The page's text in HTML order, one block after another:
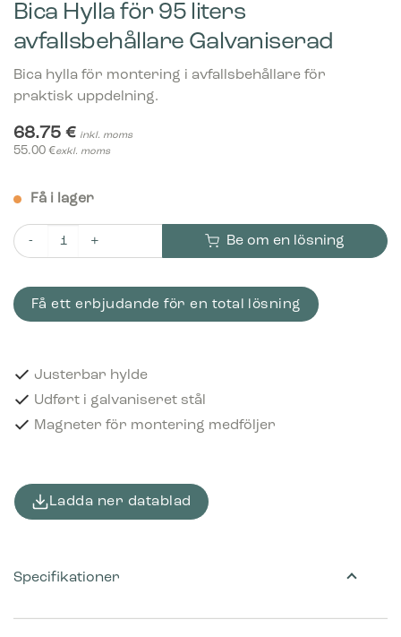
Bica Hylla för 95 liters
avfallsbehållare Galvaniserad
Bica hylla för montering i avfallsbehållare för
praktisk uppdelning.
68.75 € inkl. moms
55.00 €exkl. moms
Få i lager
Bica Hylla för 95 liters avfallsbehållare Galvaniserad mängd
Be om en lösning
Få ett erbjudande för en total lösning
Justerbar hylde
Udført i galvaniseret stål
Magneter för montering medföljer
Ladda ner datablad
Specifikationer